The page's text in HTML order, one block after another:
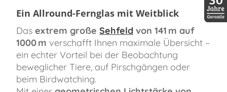
Ein Allround-Fernglas mit Weitblick
Das extrem große Sehfeld von 141 m auf
1000 m verschafft Ihnen maximale Übersicht –
ein echter Vorteil bei der Beobachtung
beweglicher Tiere, auf Pirschgängen oder
beim Birdwatching.